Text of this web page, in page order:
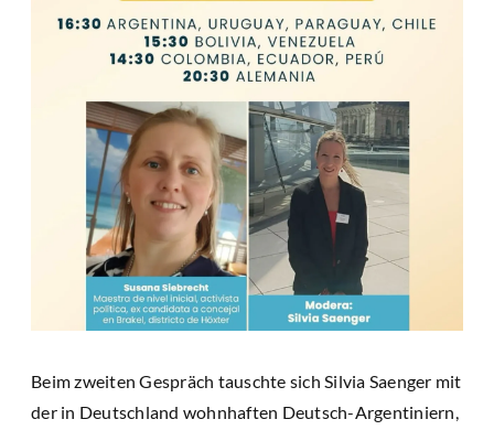
Beim zweiten Gespräch tauschte sich Silvia Saenger mit
der in Deutschland wohnhaften Deutsch-Argentiniern,